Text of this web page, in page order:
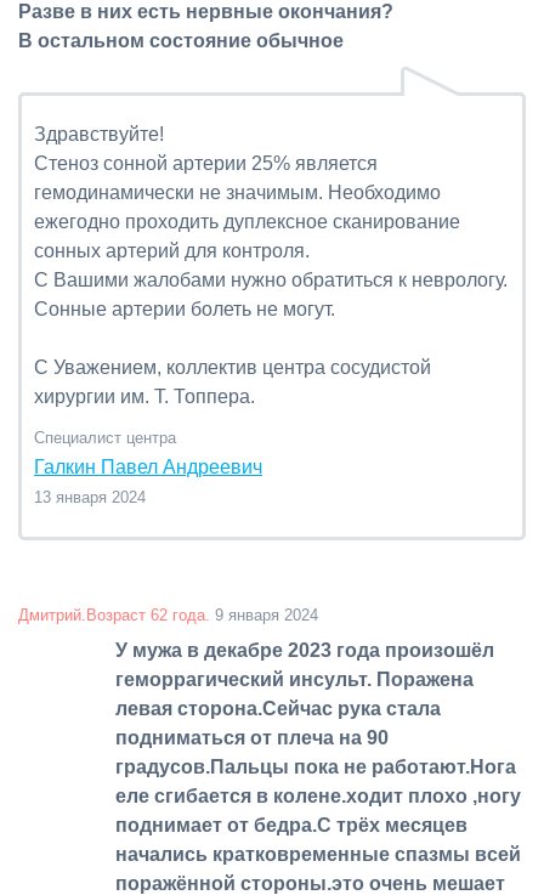
Разве в них есть нервные окончания?
В остальном состояние обычное
Здравствуйте!
Стеноз сонной артерии 25% является
гемодинамически не значимым. Необходимо
ежегодно проходить дуплексное сканирование
сонных артерий для контроля.
С Вашими жалобами нужно обратиться к неврологу.
Сонные артерии болеть не могут.
С Уважением, коллектив центра сосудистой
хирургии им. Т. Топпера.
Специалист центра
Галкин Павел Андреевич
13 января 2024
Дмитрий.Возраст 62 года. 9 января 2024
У мужа в декабре 2023 года произошёл
геморрагический инсульт. Поражена
левая сторона.Сейчас рука стала
подниматься от плеча на 90
градусов.Пальцы пока не работают.Нога
еле сгибается в колене.ходит плохо ,ногу
поднимает от бедра.С трёх месяцев
начались кратковременные спазмы всей
поражённой стороны.это очень мешает